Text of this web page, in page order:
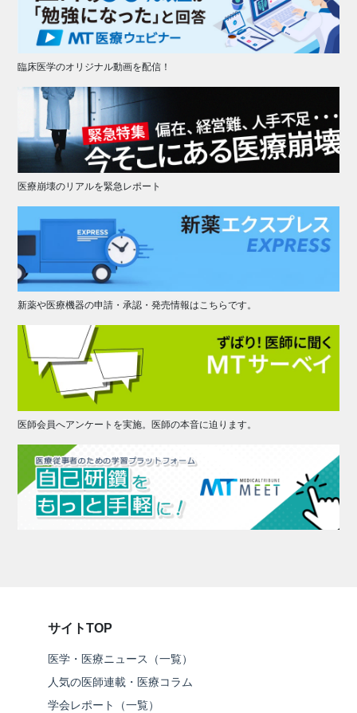
臨床医学のオリジナル動画を配信！
医療崩壊のリアルを緊急レポート
新薬や医療機器の申請・承認・発売情報はこちらです。
医師会員へアンケートを実施。医師の本音に迫ります。
サイトTOP
医学・医療ニュース（一覧）
人気の医師連載・医療コラム
学会レポート（一覧）